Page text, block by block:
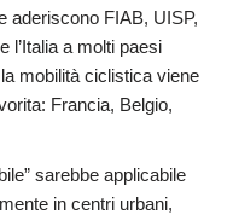
aderiscono FIAB, UISP,
l’Italia a molti paesi
mobilità ciclistica viene
Francia, Belgio,
sarebbe applicabile
in centri urbani,